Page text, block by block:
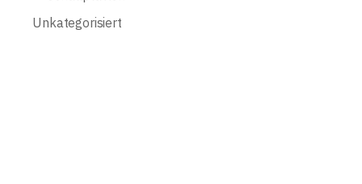
Unkategorisiert